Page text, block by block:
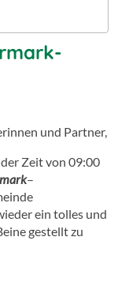
und Partner,
Zeit von 09:00
–
ein tolles und
gestellt zu